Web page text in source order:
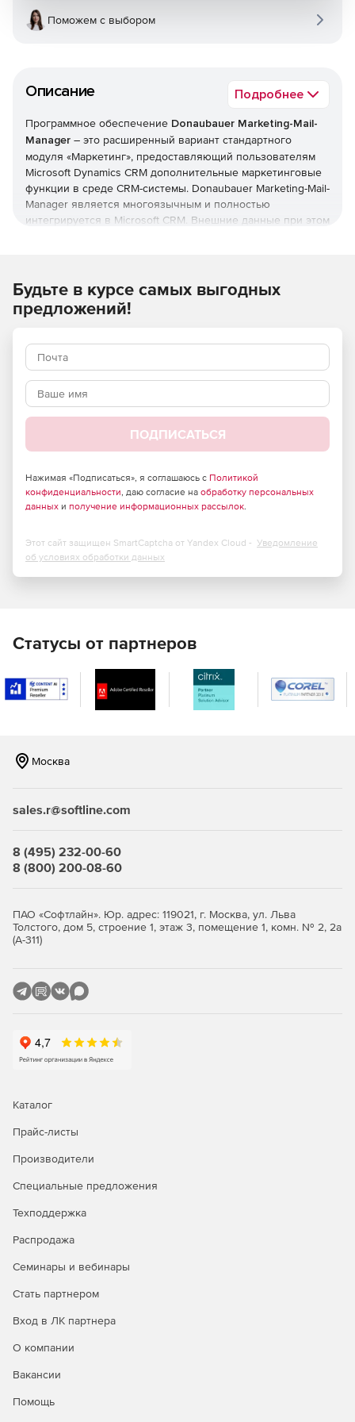
Описание Подробнее
Программное обеспечение Donaubauer Marketing-Mail-
Manager – это расширенный вариант стандартного
модуля «Маркетинг», предоставляющий пользователям
Microsoft Dynamics CRM дополнительные маркетинговые
функции в среде CRM-системы. Donaubauer Marketing-Mail-
Manager является многоязычным и полностью
интегрируется в Microsoft CRM. Внешние данные при этом
Характеристики Donaubauer Marketing-Mail-Manager:
Генерация обратной связи (реакции), как только
получателями. Кроме того, обратная связь
регистрируется, если получатель кликает по
определенным ссылкам в письме.
Возможность добавлять к электронным рассылкам
например компонентами управления новостными
письмами и поддержки шаблонов для электронных
писем.
Поможем с выбором
Будьте в курсе самых выгодных
предложений!
ПОДПИСАТЬСЯ
Нажимая «Подписаться», я соглашаюсь с Политикой
конфиденциальности, даю согласие на обработку персональных
данных и получение информационных рассылок.
Этот сайт защищен SmartCaptcha от Yandex Cloud - Уведомление
об условиях обработки данных
Статусы от партнеров
Москва
sales.r@softline.com
8 (495) 232-00-60
8 (800) 200-08-60
ПАО «Софтлайн». Юр. адрес: 119021, г. Москва, ул. Льва
Толстого, дом 5, строение 1, этаж 3, помещение 1, комн. № 2, 2а
(А-311)
Каталог
Прайс-листы
Производители
Специальные предложения
Техподдержка
Распродажа
Семинары и вебинары
Стать партнером
Вход в ЛК партнера
О компании
Вакансии
Помощь